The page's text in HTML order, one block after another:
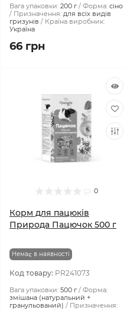
Вага упаковки: 200 г Форма: сіно
Призначення: для всіх видів
гризунів
Країна виробник:
Україна
66 грн
0
Корм для пацюків
Природа Пацючок 500 г
Немає в наявності
Код товару: PR241073
Вага упаковки: 500 г
Форма:
змішана (натуральний +
гранульований)
Призначення: